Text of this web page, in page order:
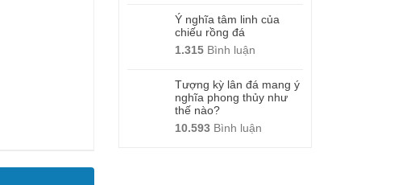
Ý nghĩa tâm linh của
chiếu rồng đá
1.315 Bình luận
Tượng kỳ lân đá mang ý
nghĩa phong thủy như
thế nào?
10.593 Bình luận